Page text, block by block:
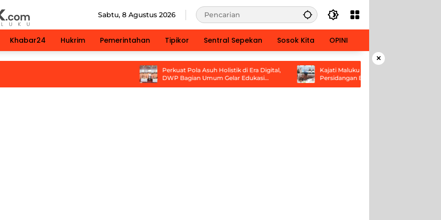
Sabtu, 8 Agustus 2026
Khabar24 Hukrim Pemerintahan Tipikor Sentral Sepekan Sosok Kita OPINI
×
Perkuat Pola Asuh Holistik di Era Digital,
DWP Bagian Umum Gelar Edukasi
Parenting Bagi Orang Tua
Kajati Maluku Tandatangani Kerja Sama
Persidangan Elektronik Bersama PT
Ambon dan Kanwil Pemasyarakatan